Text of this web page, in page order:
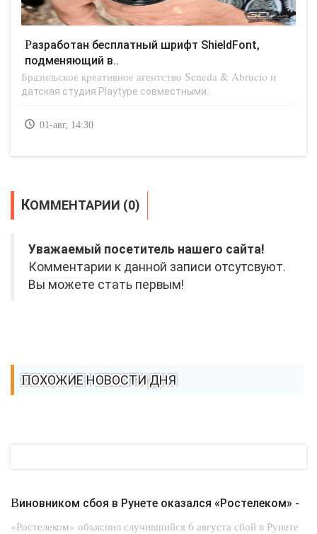
Разработан бесплатный шрифт ShieldFont,
подменяющий в..
Бразильское креативное агентство Seneda & Abrucio и
датская студия Playtype совместными..
01-авг, 14:30
КОММЕНТАРИИ (0)
Уважаемый посетитель нашего сайта!
Комментарии к данной записи отсутсвуют.
Вы можете стать первым!
ПОХОЖИЕ НОВОСТИ ДНЯ
Виновником сбоя в Рунете оказался «Ростелеком» -
«Ростелеком» объяснил случившийся 6 августа сбой в Рунете